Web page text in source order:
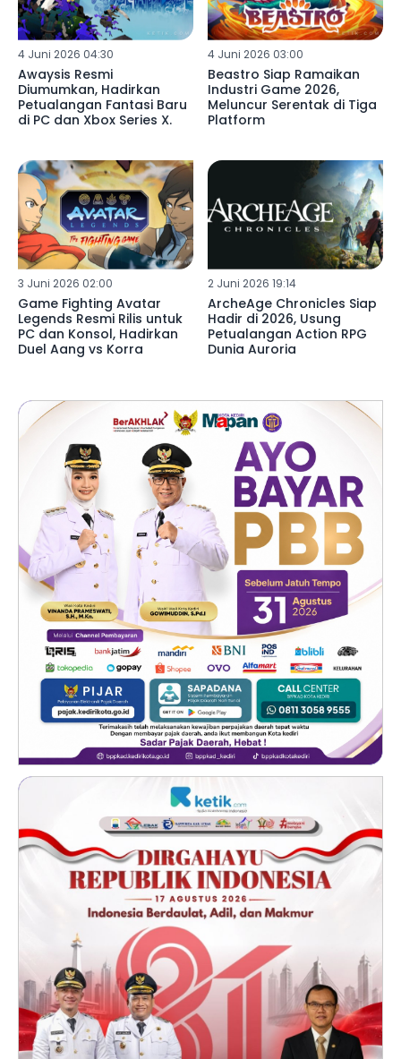
4 Juni 2026 04:30
Awaysis Resmi
Diumumkan, Hadirkan
Petualangan Fantasi Baru
di PC dan Xbox Series X.
4 Juni 2026 03:00
Beastro Siap Ramaikan
Industri Game 2026,
Meluncur Serentak di Tiga
Platform
3 Juni 2026 02:00
Game Fighting Avatar
Legends Resmi Rilis untuk
PC dan Konsol, Hadirkan
Duel Aang vs Korra
2 Juni 2026 19:14
ArcheAge Chronicles Siap
Hadir di 2026, Usung
Petualangan Action RPG
Dunia Auroria